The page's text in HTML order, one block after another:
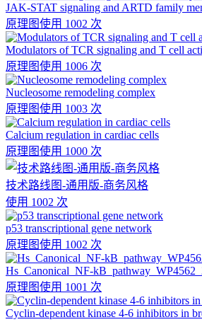
JAK-STAT signaling and ARTD family
原理图使用 1002 次
Modulators of TCR signaling and T cell
原理图使用 1006 次
Nucleosome remodeling complex
原理图使用 1003 次
Calcium regulation in cardiac cells
原理图使用 1000 次
技术路线图-通用版-商务风格
使用 1002 次
p53 transcriptional gene network
原理图使用 1002 次
Hs_Canonical_NF-
原理图使用 1001 次
Cyclin-dependent kinase 4-6 inhibitors in